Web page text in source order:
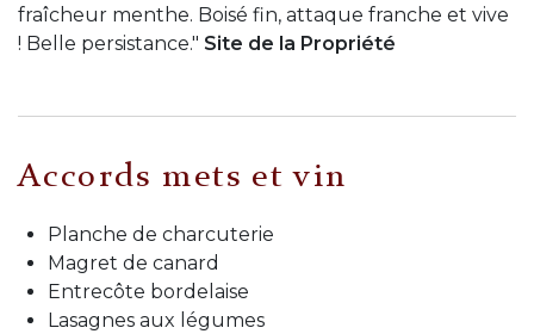
fraîcheur menthe. Boisé fin, attaque franche et vive
! Belle persistance." Site de la Propriété
Accords mets et vin
Planche de charcuterie
Magret de canard
Entrecôte bordelaise
Lasagnes aux légumes